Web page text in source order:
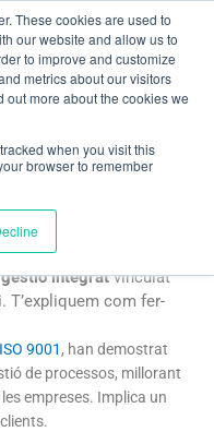
These cookies are used to
our website and allow us to
to improve and customize
metrics about our visitors
out more about the cookies we
when you visit this
browser to remember
eficient i eficaç
integratvinculat
T’expliquem com fer-
ISO 9001 , han demostrat
de processos, millorant
empreses. Implica un